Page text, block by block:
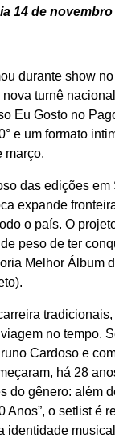
14 de
durante show
turnê
Eu Gosto no
e um formato
março.
das edições
expande
o país. O
peso de ter
Melhor Álbum
no tempo.
Cardoso e
há 28
do gênero: além
Anos”, o setlist é
identidade